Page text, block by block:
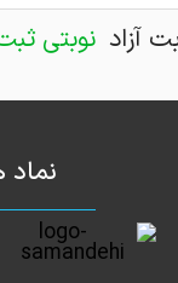
آزاد نوبتی
نماد